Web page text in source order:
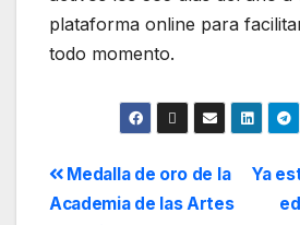
plataforma online para
todo momento.
Ya
Medalla de oro de la
Academia de las Artes